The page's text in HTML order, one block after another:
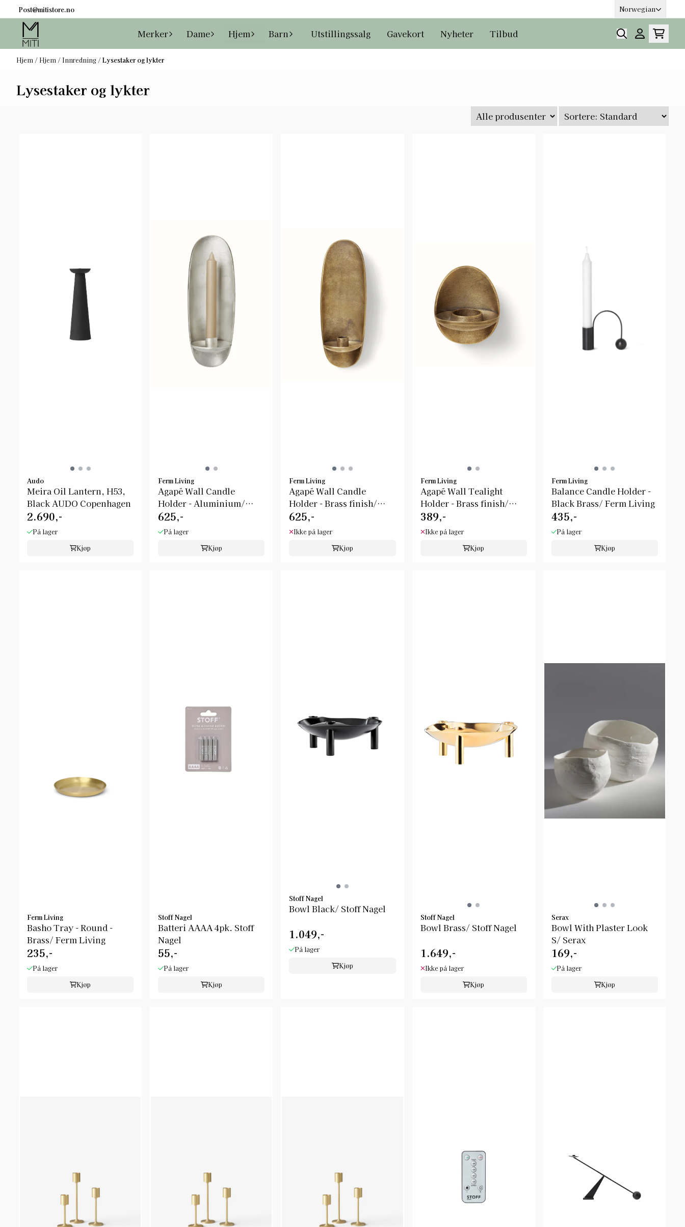
Hopp til innhold
Post@mitistore.no Norwegian
Merker Dame Hjem Barn Utstillingssalg Gavekort Nyheter Tilbud
Hjem /Hjem /Innredning /Lysestaker og lykter
Lysestaker og lykter
Audo
Meira Oil Lantern, H53,
Black AUDO Copenhagen
2.690,-
På lager
Kjøp
Ferm Living
Agapé Wall Candle
Holder - Aluminium/
Ferm Living
625,-
På lager
Kjøp
Ferm Living
Agapé Wall Candle
Holder - Brass finish/
Ferm ...
625,-
Ikke på lager
Kjøp
Ferm Living
Agapé Wall Tealight
Holder - Brass finish/
ferm ...
389,-
Ikke på lager
Kjøp
Ferm Living
Balance Candle Holder -
Black Brass/ Ferm Living
435,-
På lager
Kjøp
Ferm Living
Basho Tray - Round -
Brass/ Ferm Living
235,-
På lager
Kjøp
Stoff Nagel
Batteri AAAA 4pk. Stoff
Nagel
55,-
På lager
Kjøp
Stoff Nagel
Bowl Black/ Stoff Nagel
1.049,-
På lager
Kjøp
Stoff Nagel
Bowl Brass/ Stoff Nagel
1.649,-
Ikke på lager
Kjøp
Serax
Bowl With Plaster Look
S/ Serax
169,-
På lager
Kjøp